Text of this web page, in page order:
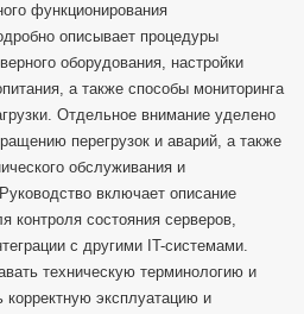
функционирования
описывает процедуры
оборудования, настройки
а также способы мониторинга
Отдельное внимание уделено
перегрузок и аварий, а также
обслуживания и
включает описание
контроля состояния серверов,
с другими IT-системами.
техническую терминологию и
корректную эксплуатацию и